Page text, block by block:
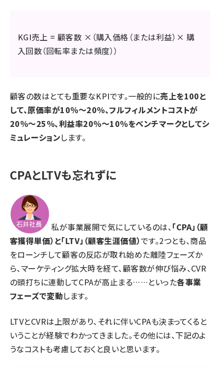
KGI売上 = 顧客数 ×（購入価格（または利益）× 購
入回数（回転率または頻度））
顧客の数はとても重要なKPIです。一般的に売上を100と
して、原価率が10％〜20％、フルフィルメントコストが
20％～25％、利益率20％～10％をベンチマークとしてシ
ミュレーションします。
CPAとLTVも忘れずに
私が事業展開で気にしているのは、「CPA」（顧
客獲得単価）と「LTV」（顧客生涯価値）です。2つとも、商品
をローンチして顧客の反応が取れ始めた離陸フェーズか
ら、マーケティング拡大時を経て、顧客数が伸び悩み、CVR
の頭打ちに連動してCPAが高止まる……といった各事業
フェーズで変動します。
LTVとCVRは上限があり、それに伴いCPAも決まってくると
いうことが経験でわかってきました。その他には、下記のよ
うなコストも考慮しておくと良いと思います。